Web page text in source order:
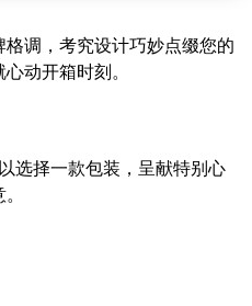
调，考究设计巧妙点缀您的
动开箱时刻。
选择一款包装，呈献特别心